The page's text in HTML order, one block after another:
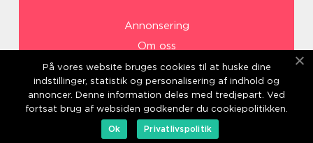
Annonsering
Om oss
Cookies
Kontakta oss
Sitemap
På vores website bruges cookies til at huske dine
indstillinger, statistik og personalisering af indhold og
annoncer. Denne information deles med tredjepart. Ved
fortsat brug af websiden godkender du cookiepolitikken.
Ok
Privatlivspolitik